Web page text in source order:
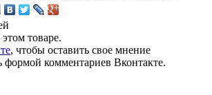
товаре.
, чтобы оставить свое мнение
формой комментариев Вконтакте.